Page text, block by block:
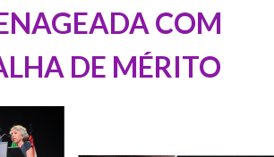
COM
DE MÉRITO